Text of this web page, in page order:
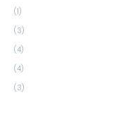
(1)
(3)
(4)
(4)
(3)